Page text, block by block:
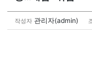
작성자 관리자(admin)